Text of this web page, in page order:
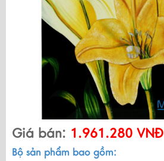
Giá bán: 1.961.280 VNĐ
Bộ sản phẩm bao gồm: